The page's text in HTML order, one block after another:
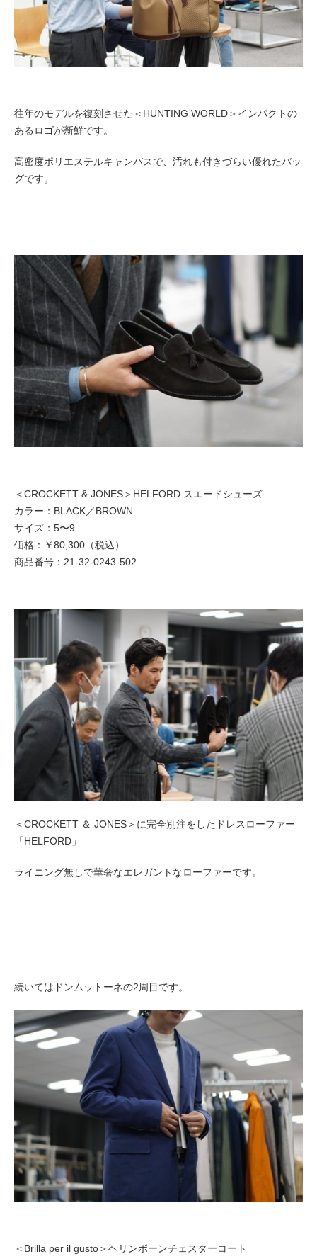
往年のモデルを復刻させた＜HUNTING WORLD＞インパクトの
あるロゴが新鮮です。
高密度ポリエステルキャンバスで、汚れも付きづらい優れたバッ
グです。
＜CROCKETT & JONES＞HELFORD スエードシューズ
カラー：BLACK／BROWN
サイズ：5〜9
価格：￥80,300（税込）
商品番号：21-32-0243-502
＜CROCKETT ＆ JONES＞に完全別注をしたドレスローファー
「HELFORD」
ライニング無しで華奢なエレガントなローファーです。
続いてはドンムットーネの2周目です。
＜Brilla per il gusto＞ヘリンボーンチェスターコート